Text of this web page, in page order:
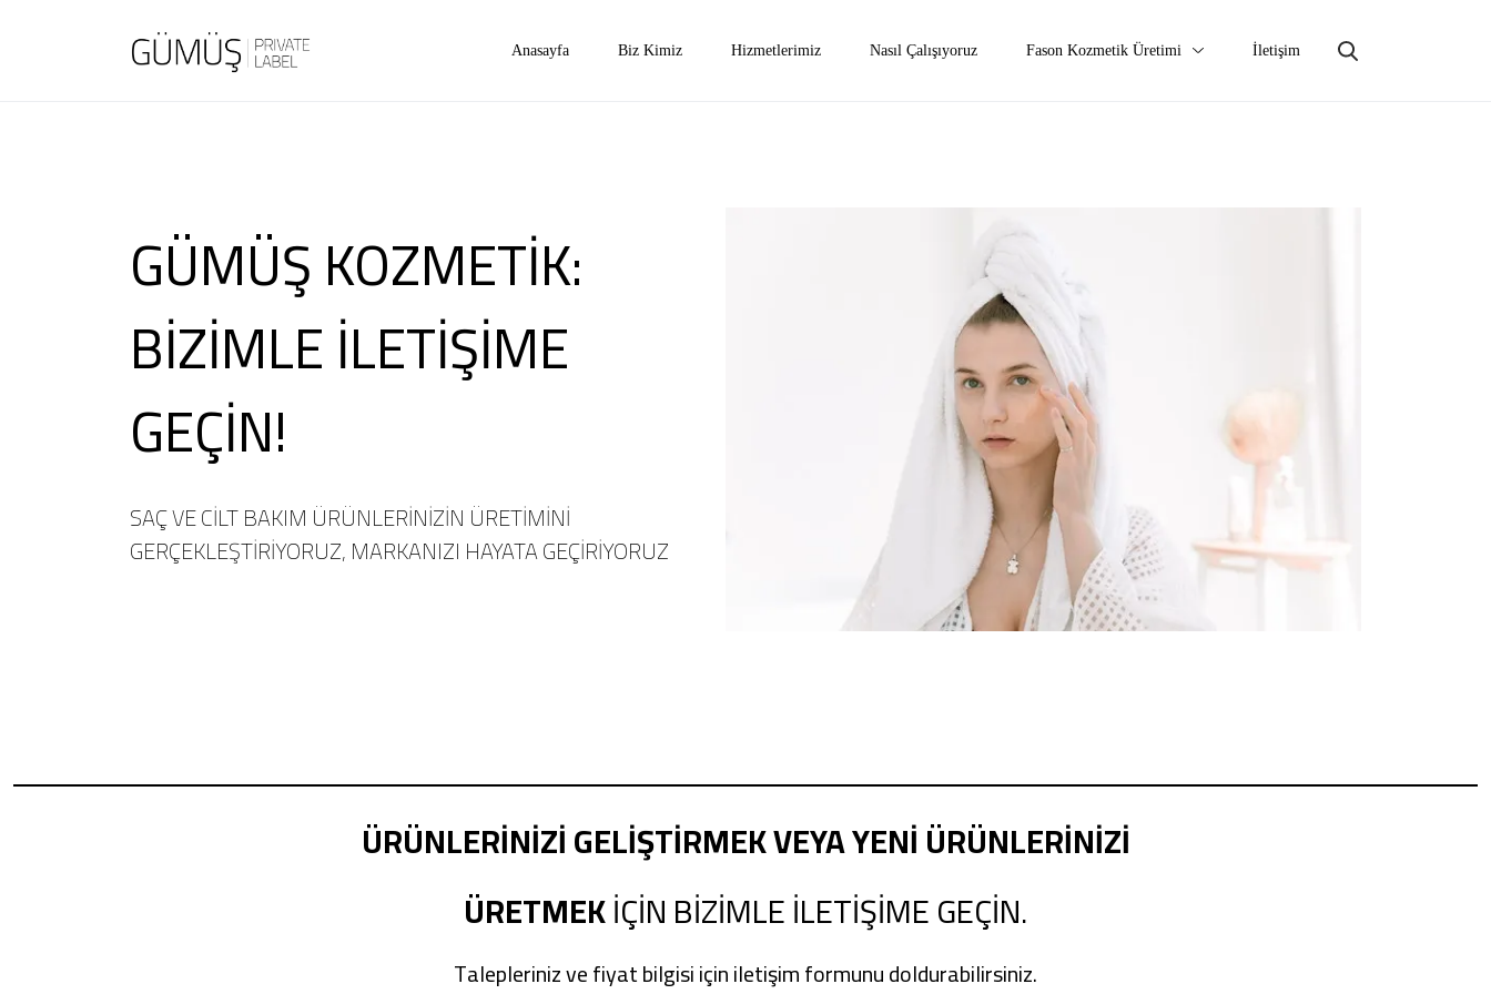
Anasayfa Biz Kimiz Hizmetlerimiz Nasıl Çalışıyoruz Fason Kozmetik Üretimi İletişim
GÜMÜŞ KOZMETİK:
BİZİMLE İLETİŞİME
GEÇİN!
SAÇ VE CİLT BAKIM ÜRÜNLERİNİZİN ÜRETİMİNİ
GERÇEKLEŞTİRİYORUZ, MARKANIZI HAYATA GEÇİRİYORUZ
ÜRÜNLERİNİZİ GELİŞTİRMEK VEYAYENİ ÜRÜNLERİNİZİ
ÜRETMEKİÇİN BİZİMLE İLETİŞİME GEÇİN.
Talepleriniz ve fiyat bilgisi için iletişim formunu doldurabilirsiniz.